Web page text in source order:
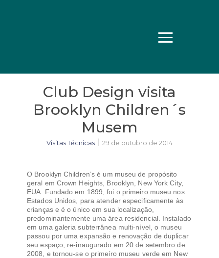
Club Design visita
Brooklyn Children´s
Musem
Visitas Técnicas 29 de outubro de 2014
O Brooklyn Children’s é um museu de propósito
geral em Crown Heights, Brooklyn, New York City,
EUA. Fundado em 1899, foi o primeiro museu nos
Estados Unidos, para atender especificamente às
crianças e é o único em sua localização,
predominantemente uma área residencial. Instalado
em uma galeria subterrânea multi-nível, o museu
passou por uma expansão e renovação de duplicar
seu espaço, re-inaugurado em 20 de setembro de
2008, e tornou-se o primeiro museu verde em New